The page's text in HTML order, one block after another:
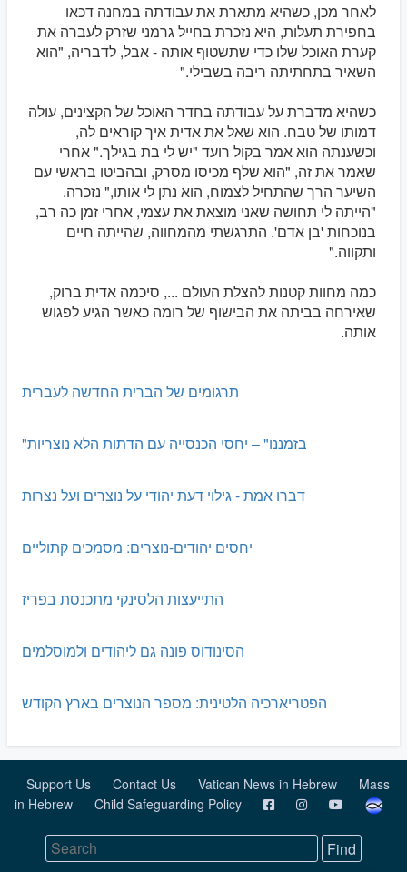
לאחר מכן, כשהיא מתארת את עבודתה במחנה דכאו
בחפירת תעלות, היא נזכרת בחייל גרמני שזרק לעברה את
קערת האוכל שלו כדי שתשטוף אותה - אבל, לדבריה, "הוא
השאיר בתחתיתה ריבה בשבילי."
כשהיא מדברת על עבודתה בחדר האוכל של הקצינים, עולה
דמותו של טבח. הוא שאל את אדית איך קוראים לה,
וכשענתה הוא אמר בקול רועד "יש לי בת בגילך." אחרי
שאמר את זה, "הוא שלף מכיסו מסרק, ובהביטו בראשי עם
השיער הרך שהתחיל לצמוח, הוא נתן לי אותו," נזכרה.
"הייתה לי תחושה שאני מוצאת את עצמי, אחרי זמן כה רב,
בנוכחות 'בן אדם'. התרגשתי מהמחווה, שהייתה חיים
ותקווה."
כמה מחוות קטנות להצלת העולם ..., סיכמה אדית ברוק,
שאירחה בביתה את הבישוף של רומה כאשר הגיע לפגוש
אותה.
תרגומים של הברית החדשה לעברית
"בזמננו" – יחסי הכנסייה עם הדתות הלא נוצריות
דברו אמת - גילוי דעת יהודי על נוצרים ועל נצרות
יחסים יהודים-נוצרים: מסמכים קתוליים
התייעצות הלסינקי מתכנסת בפריז
הסינודוס פונה גם ליהודים ולמוסלמים
הפטריארכיה הלטינית: מספר הנוצרים בארץ הקודש
Support Us Contact Us Vatican News in Hebrew
Mass
in Hebrew
Child Safeguarding Policy